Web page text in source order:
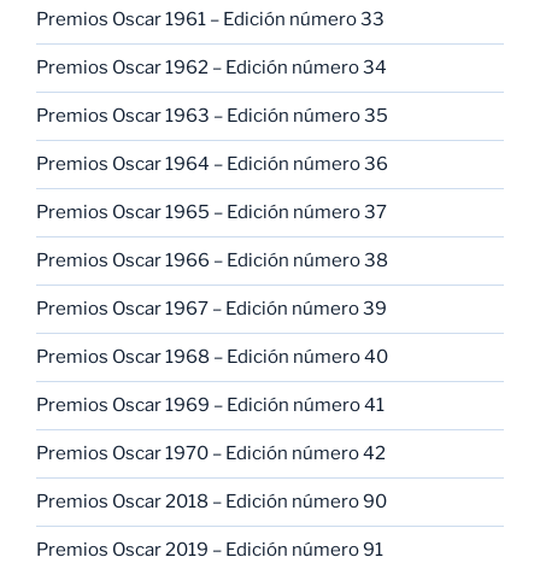
Premios Oscar 1961 – Edición número 33
Premios Oscar 1962 – Edición número 34
Premios Oscar 1963 – Edición número 35
Premios Oscar 1964 – Edición número 36
Premios Oscar 1965 – Edición número 37
Premios Oscar 1966 – Edición número 38
Premios Oscar 1967 – Edición número 39
Premios Oscar 1968 – Edición número 40
Premios Oscar 1969 – Edición número 41
Premios Oscar 1970 – Edición número 42
Premios Oscar 2018 – Edición número 90
Premios Oscar 2019 – Edición número 91